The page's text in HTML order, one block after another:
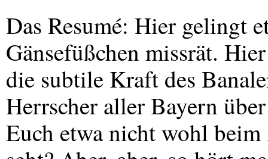
Das Resumé: Hier gelingt
Gänsefüßchen missrät.
die subtile Kraft des
Herrscher aller Bayern
Euch etwa nicht wohl